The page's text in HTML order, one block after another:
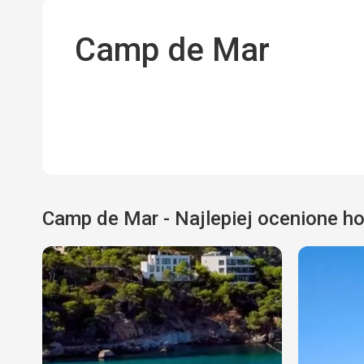
Camp de Mar
Camp de Mar - Najlepiej ocenione